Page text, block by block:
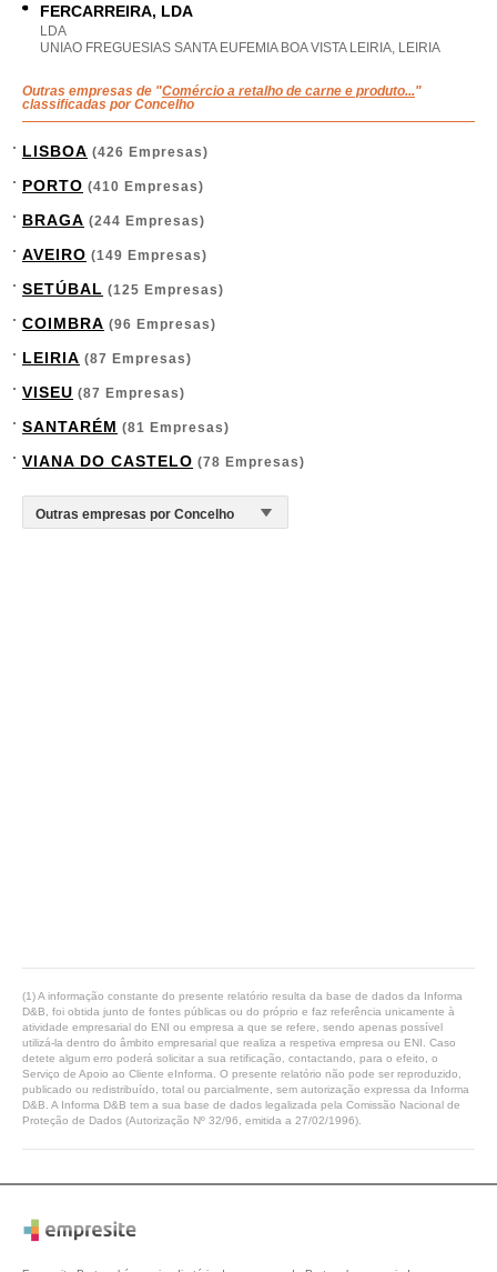
FERCARREIRA, LDA
LDA
UNIAO FREGUESIAS SANTA EUFEMIA BOA VISTA LEIRIA, LEIRIA
Outras empresas de "Comércio a retalho de carne e produto..."
classificadas por Concelho
LISBOA (426 Empresas)
PORTO (410 Empresas)
BRAGA (244 Empresas)
AVEIRO (149 Empresas)
SETÚBAL (125 Empresas)
COIMBRA (96 Empresas)
LEIRIA (87 Empresas)
VISEU (87 Empresas)
SANTARÉM (81 Empresas)
VIANA DO CASTELO (78 Empresas)
(1) A informação constante do presente relatório resulta da base de dados da Informa
D&B, foi obtida junto de fontes públicas ou do próprio e faz referência unicamente à
atividade empresarial do ENI ou empresa a que se refere, sendo apenas possível
utilizá-la dentro do âmbito empresarial que realiza a respetiva empresa ou ENI. Caso
detete algum erro poderá solicitar a sua retificação, contactando, para o efeito, o
Serviço de Apoio ao Cliente eInforma. O presente relatório não pode ser reproduzido,
publicado ou redistribuído, total ou parcialmente, sem autorização expressa da Informa
D&B. A Informa D&B tem a sua base de dados legalizada pela Comissão Nacional de
Proteção de Dados (Autorização Nº 32/96, emitida a 27/02/1996).